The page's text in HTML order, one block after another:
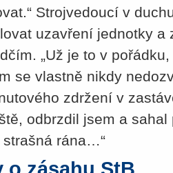
Strojvedoucí v
uzavření jednotky
„Už je to v
se vlastně nikdy
zdržení v
odbrzdil jsem a
strašná rána…“